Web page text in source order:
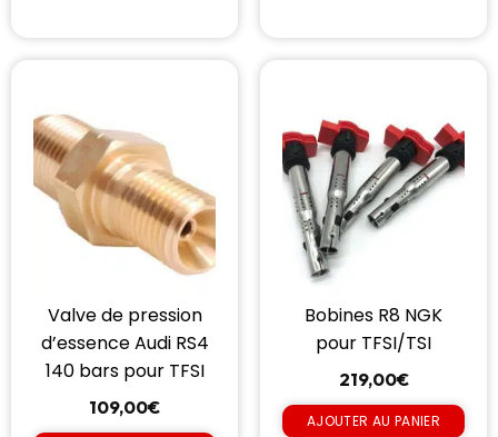
Valve de pression
d’essence Audi RS4
140 bars pour TFSI
109,00€
Bobines R8 NGK
pour TFSI/TSI
219,00€
AJOUTER AU PANIER